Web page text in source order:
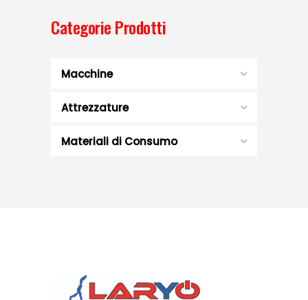
Categorie Prodotti
Macchine
Attrezzature
Materiali di Consumo